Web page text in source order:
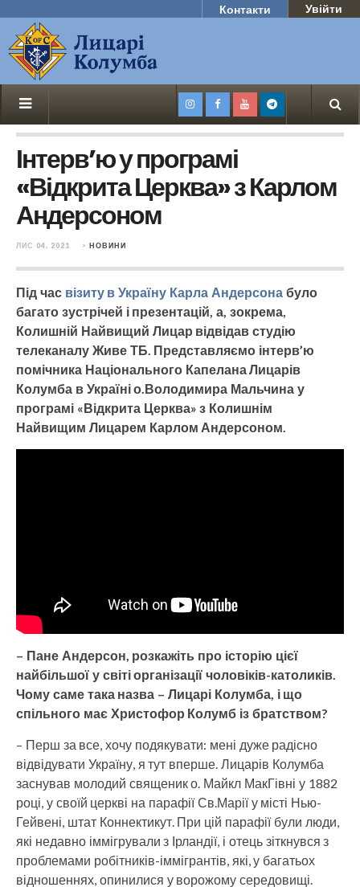
Контакти Увійти
Інтерв’ю у програмі
«Відкрита Церква» з Карлом
Андерсоном
ЛИС 04, 2021 > НОВИНИ
Під час візиту в Україну Карла Андерсонабуло
багато зустрічей і презентацій, а, зокрема,
Колишній Найвищий Лицар відвідав студію
телеканалу Живе ТБ. Представляємо інтерв’ю
помічника Національного Капелана Лицарів
Колумба в Україні о.Володимира Мальчина у
програмі «Відкрита Церква» з Колишнім
Найвищим Лицарем Карлом Андерсоном.
– Пане Андерсон, розкажіть про історію цієї
найбільшої у світі організації чоловіків-католиків.
Чому саме така назва – Лицарі Колумба, і що
спільного має Христофор Колумб із братством?
– Перш за все, хочу подякувати: мені дуже радісно
відвідувати Україну, я тут вперше. Лицарів Колумба
заснував молодий священик о. Майкл МакГівні у 1882
році, у своїй церкві на парафії Св.Марії у місті Нью-
Гейвені, штат Коннектикут. При цій парафії були люди,
які недавно іммігрували з Ірландії, і отець зіткнувся з
проблемами робітників-іммігрантів, які, у багатьох
відношеннях, опинилися у ворожому середовищі.